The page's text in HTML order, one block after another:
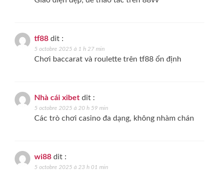
tf88 dit :
5 octobre 2025 à 1 h 27 min
Chơi baccarat và roulette trên tf88 ổn định
Nhà cái xibet dit :
5 octobre 2025 à 20 h 59 min
Các trò chơi casino đa dạng, không nhàm chán
wi88 dit :
5 octobre 2025 à 23 h 01 min